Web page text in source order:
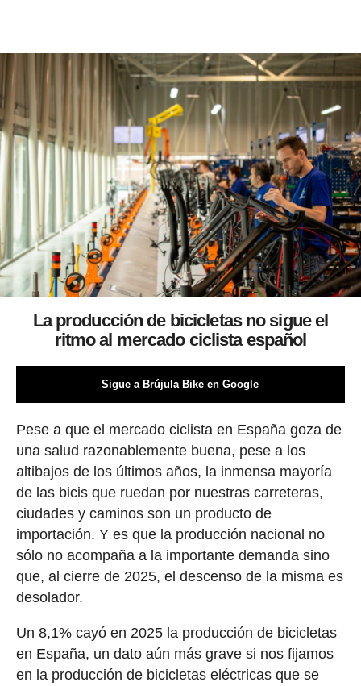
La producción de bicicletas no sigue el
ritmo al mercado ciclista español
Sigue a Brújula Bike en Google
Pese a que el mercado ciclista en España goza de
una salud razonablemente buena, pese a los
altibajos de los últimos años, la inmensa mayoría
de las bicis que ruedan por nuestras carreteras,
ciudades y caminos son un producto de
importación. Y es que la producción nacional no
sólo no acompaña a la importante demanda sino
que, al cierre de 2025, el descenso de la misma es
desolador.
Un 8,1% cayó en 2025 la producción de bicicletas
en España, un dato aún más grave si nos fijamos
en la producción de bicicletas eléctricas que se